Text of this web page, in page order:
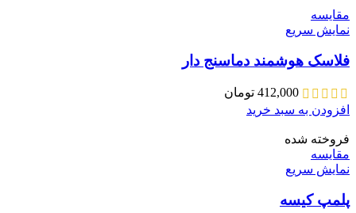
مقايسه
نمایش سریع
فلاسک هوشمند دماسنج دار
412,000 تومان
افزودن به سبد خرید
فروخته شده
مقايسه
نمایش سریع
پلمپ کیسه